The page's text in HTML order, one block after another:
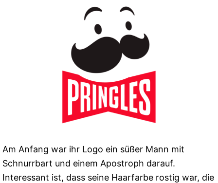
Am Anfang war ihr Logo ein süßer Mann mit
Schnurrbart und einem Apostroph darauf.
Interessant ist, dass seine Haarfarbe rostig war, die